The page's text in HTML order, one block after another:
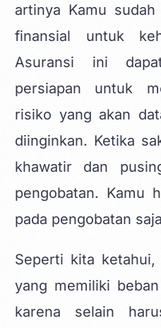
artinya Kamu
finansial untuk
Asuransi ini
persiapan untuk
risiko yang akan
diinginkan. Ketika
khawatir dan
pengobatan. Kamu
pada pengobatan
Seperti kita
yang memiliki
karena selain